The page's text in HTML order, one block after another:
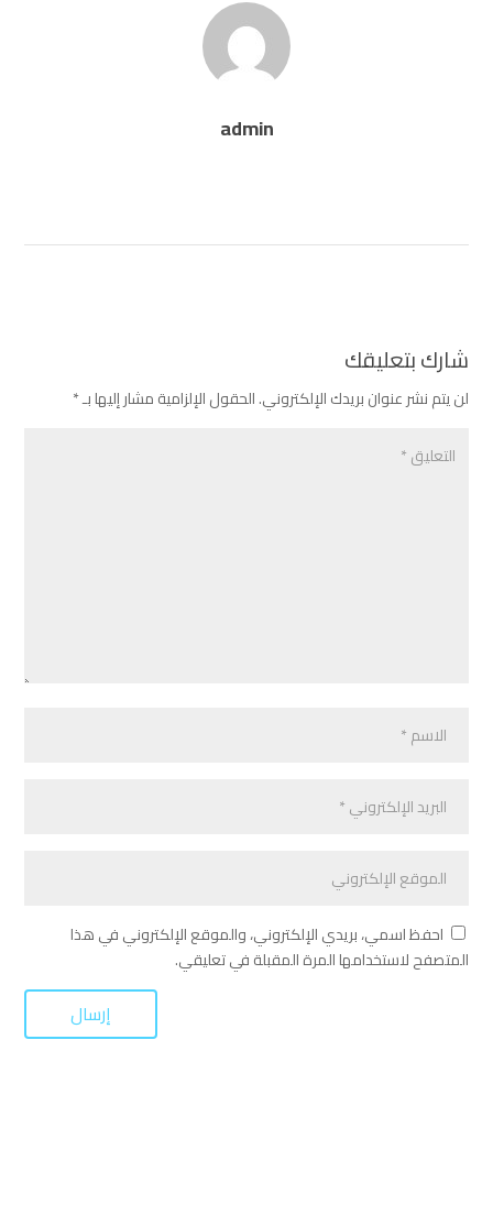
admin
شارك بتعليقك
لن يتم نشر عنوان بريدك الإلكتروني.الحقول الإلزامية مشار إليها بـ*
احفظ اسمي، بريدي الإلكتروني، والموقع الإلكتروني في هذا
المتصفح لاستخدامها المرة المقبلة في تعليقي.